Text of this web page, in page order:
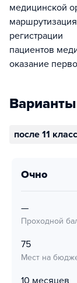
медицинской
регистрации
пациентов
оказание
после 11
очно
—
Проходной
75
Мест на
10 месяцев